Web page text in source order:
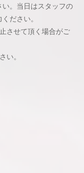
。当日はスタッフの
ださい。
させて頂く場合がご
い。